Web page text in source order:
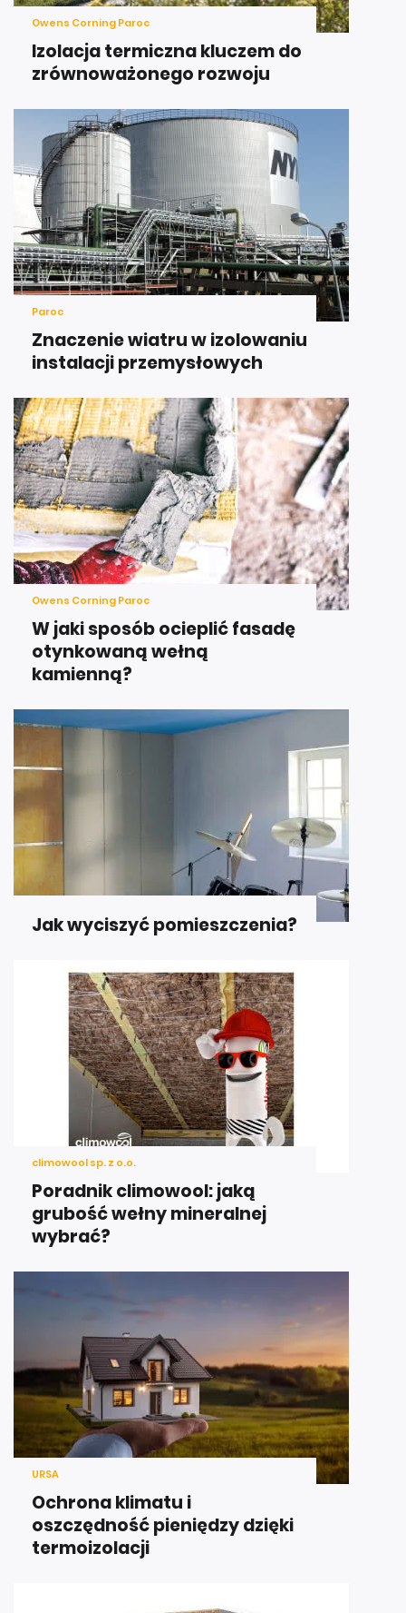
Owens Corning Paroc
Izolacja termiczna kluczem do
zrównoważonego rozwoju
Paroc
Znaczenie wiatru w izolowaniu
instalacji przemysłowych
Owens Corning Paroc
W jaki sposób ocieplić fasadę
otynkowaną wełną
kamienną?
Jak wyciszyć pomieszczenia?
climowool sp. z o.o.
Poradnik climowool: jaką
grubość wełny mineralnej
wybrać?
URSA
Ochrona klimatu i
oszczędność pieniędzy dzięki
termoizolacji